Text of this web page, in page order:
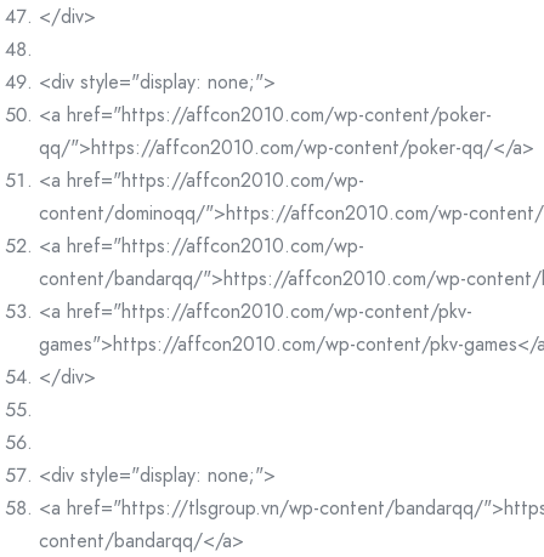
</div>
<div style="display: none;">
<a href="https://affcon2010.com/wp-content/poker-
qq/">https://affcon2010.com/wp-content/poker-qq/</a>
<a href="https://affcon2010.com/wp-
content/dominoqq/">https://affcon2010.com/wp-
<a href="https://affcon2010.com/wp-
content/bandarqq/">https://affcon2010.com/wp-
<a href="https://affcon2010.com/wp-content/pkv-
games">https://affcon2010.com/wp-content/pkv-games</
</div>
<div style="display: none;">
<a href="https://tlsgroup.vn/wp-content/bandarqq/
content/bandarqq/</a>